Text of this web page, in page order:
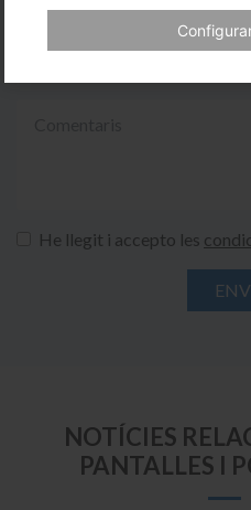
He llegit i accepto les
NOTÍCIES
PANTALLES I